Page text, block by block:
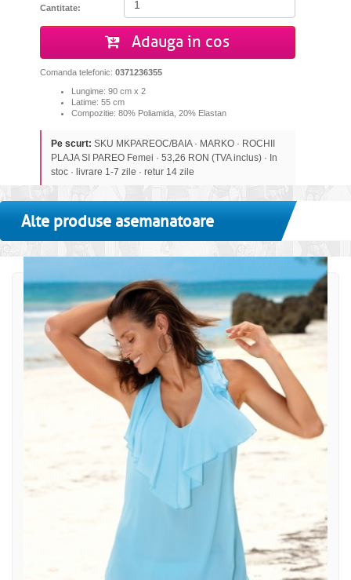
Cantitate:
Adauga in cos
Comanda telefonic: 0371236355
Lungime: 90 cm x 2
Latime: 55 cm
Compozitie: 80% Poliamida, 20% Elastan
Pe scurt: SKU MKPAREOC/BAIA · MARKO · ROCHII
PLAJA SI PAREO Femei · 53,26 RON (TVA inclus) · In
stoc · livrare 1-7 zile · retur 14 zile
Alte produse asemanatoare